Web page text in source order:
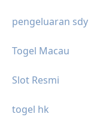
pengeluaran sdy
Togel Macau
Slot Resmi
togel hk